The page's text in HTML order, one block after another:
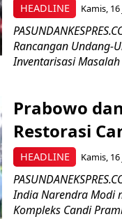
HEADLINE Kamis,
Rancangan Undang-
Inventarisasi
HEADLINE
Prabowo
Restorasi
Kamis, 16
India Narendra Modi
Kompleks Candi